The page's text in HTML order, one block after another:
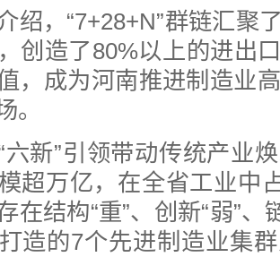
，“7+28+N”群链汇聚
创造了80%以上的进出
，成为河南推进制造业
。
”引领带动传统产业焕
超万亿，在全省工业中
在结构“重”、创新“弱”、
造的7个先进制造业集